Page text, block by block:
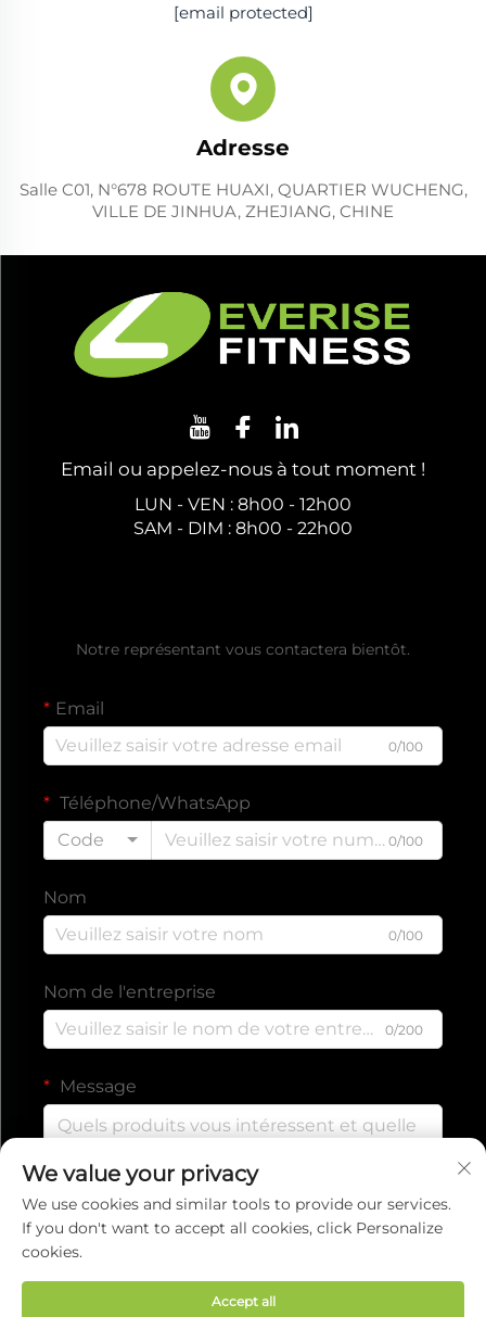
[email protected]
Adresse
Salle C01, N°678 ROUTE HUAXI, QUARTIER WUCHENG,
VILLE DE JINHUA, ZHEJIANG, CHINE
Email ou appelez-nous à tout moment !
LUN - VEN : 8h00 - 12h00
SAM - DIM : 8h00 - 22h00
Notre représentant vous contactera bientôt.
Email
0/100
Téléphone/WhatsApp
Code
0/100
Nom
0/100
Nom de l'entreprise
0/200
Message
We value your privacy
We use cookies and similar tools to provide our services.
If you don't want to accept all cookies, click Personalize
cookies.
Accept all